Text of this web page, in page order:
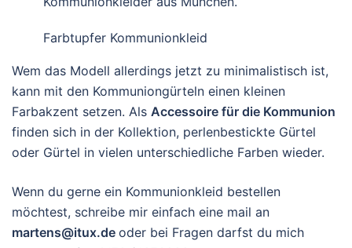
Farbtupfer Kommunionkleid
Wem das Modell allerdings jetzt zu minimalistisch ist,
kann mit den Kommuniongürteln einen kleinen
Farbakzent setzen. Als Accessoire für die Kommunion
finden sich in der Kollektion, perlenbestickte Gürtel
oder Gürtel in vielen unterschiedliche Farben wieder.
Wenn du gerne ein Kommunionkleid bestellen
möchtest, schreibe mir einfach eine mail an
martens@itux.de oder bei Fragen darfst du mich